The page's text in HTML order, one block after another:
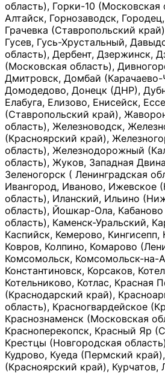
область), Горки-10 (Московская
Алтайск, Горнозаводск,
Грачевка (Ставропольский
Гусев, Гусь-Хрустальный,
область), Дербент, Дзержинск,
(Московская область),
Дмитровск, Домбай (Карачаево-
Домодедово, Донецк (ДНР),
Елабуга, Елизово, Енисейск,
(Ставропольский край),
область), Железноводск,
(Красноярский край),
область), Железнодорожный
область), Жуков, Западная
Зеленогорск ( Ленинградская
Ивангород, Иваново, Ижевское
область), Иланский, Ильино
область), Йошкар-Ола,
область), Каменск-Уральский,
Каспийск, Кемерово,
Ковров, Колпино, Комарово
Комсомольск, Комсомольск-на-
Константиновск, Корсаков,
Котельниково, Котлас, Красная
(Краснодарский край),
область), Красногвардейское
Краснознаменск (Московская
Красноперекопск, Красный Яр
Крестцы (Новгородская
Кудрово, Куеда (Пермский
(Красноярский край), Курчатов,